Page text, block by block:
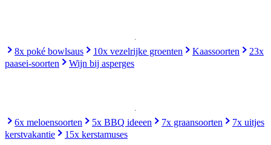
8x poké bowlsaus 10x vezelrijke groenten Kaassoorten
23x
paasei-soorten
Wijn bij asperges
6x meloensoorten 5x BBQ ideeen 7x graansoorten
7x uitjes
kerstvakantie
15x kerstamuses